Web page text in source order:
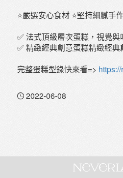
⭐嚴選安心食材 ⭐堅持細膩手
✅ 法式頂級層次蛋糕，視覺
✅ 精緻經典創意蛋糕精緻經
完整蛋糕型錄快來看=>
2022-06-08